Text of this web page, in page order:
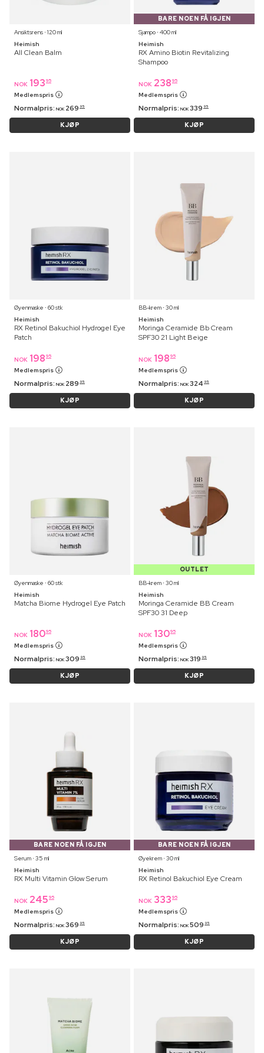
Ansiktsrens ⋅ 120 ml
Heimish
All Clean Balm
NOK 193 95
Medlemspris
Normalpris: NOK 269 95
KJØP
BARE NOEN FÅ IGJEN
Sjampo ⋅ 400 ml
Heimish
RX Amino Biotin Revitalizing
Shampoo
NOK 238 95
Medlemspris
Normalpris: NOK 339 95
KJØP
Øyenmaske ⋅ 60 stk
Heimish
RX Retinol Bakuchiol Hydrogel Eye
Patch
NOK 198 95
Medlemspris
Normalpris: NOK 289 95
KJØP
BB-krem ⋅ 30 ml
Heimish
Moringa Ceramide Bb Cream
SPF30 21 Light Beige
NOK 198 95
Medlemspris
Normalpris: NOK 324 95
KJØP
Øyenmaske ⋅ 60 stk
Heimish
Matcha Biome Hydrogel Eye Patch
NOK 18095
Medlemspris
Normalpris: NOK 309 95
KJØP
OUTLET
BB-krem ⋅ 30 ml
Heimish
Moringa Ceramide BB Cream
SPF30 31 Deep
NOK 13095
Medlemspris
Normalpris: NOK 319 95
KJØP
BARE NOEN FÅ IGJEN
Serum ⋅ 35 ml
Heimish
RX Multi Vitamin Glow Serum
NOK 245 95
Medlemspris
Normalpris: NOK 369 95
KJØP
BARE NOEN FÅ IGJEN
Øyekrem ⋅ 30 ml
Heimish
RX Retinol Bakuchiol Eye Cream
NOK 333 95
Medlemspris
Normalpris: NOK 509 95
KJØP